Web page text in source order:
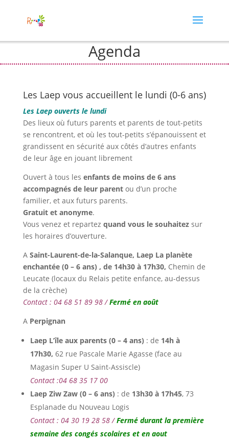
Agenda
Les Laep vous accueillent le lundi (0-6 ans)
Les Laep ouverts le lundi
Des lieux où futurs parents et parents de tout-petits
se rencontrent, et où les tout-petits s’épanouissent et
grandissent en sécurité aux côtés d’autres enfants
de leur âge en jouant librement
Ouvert à tous les enfants de moins de 6 ans
accompagnés de leur parentou d’un proche
familier, et aux futurs parents.
Gratuit et anonyme.
Vous venez et repartez quand vous le souhaitezsur
les horaires d’ouverture.
A Saint-Laurent-de-la-Salanque, Laep La planète
enchantée (0 – 6 ans) , de 14h30 à 17h30, Chemin de
Leucate (locaux du Relais petite enfance, au-dessus
de la crèche)
Contact : 04 68 51 89 98 /Fermé en août
A Perpignan
Laep L’île aux parents (0 – 4 ans) : de 14h à
17h30, 62 rue Pascale Marie Agasse (face au
Magasin Super U Saint-Assiscle)
Contact :04 68 35 17 00
Laep Ziw Zaw (0 – 6 ans) : de 13h30 à 17h45, 73
Esplanade du Nouveau Logis
Contact : 04 30 19 28 58 /Fermé durant la première
semaine des congés scolaires et en aout